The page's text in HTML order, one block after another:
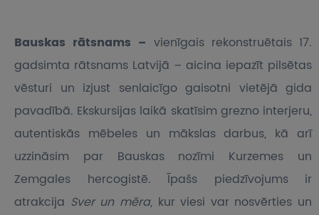
Bauskas rātsnams – vienīgais rekonstruētais 17.
gadsimta rātsnams Latvijā – aicina iepazīt pilsētas
vēsturi un izjust senlaicīgo gaisotni vietējā gida
pavadībā. Ekskursijas laikā skatīsim grezno interjeru,
autentiskās mēbeles un mākslas darbus, kā arī
uzzināsim par Bauskas nozīmi Kurzemes un
Zemgales hercogistē. Īpašs piedzīvojums ir
atrakcija Sver un mēra, kur viesi var nosvērties un